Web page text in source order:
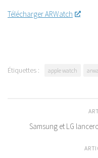
Télécharger ARWatch
Étiquettes : apple watch
Samsung et LG